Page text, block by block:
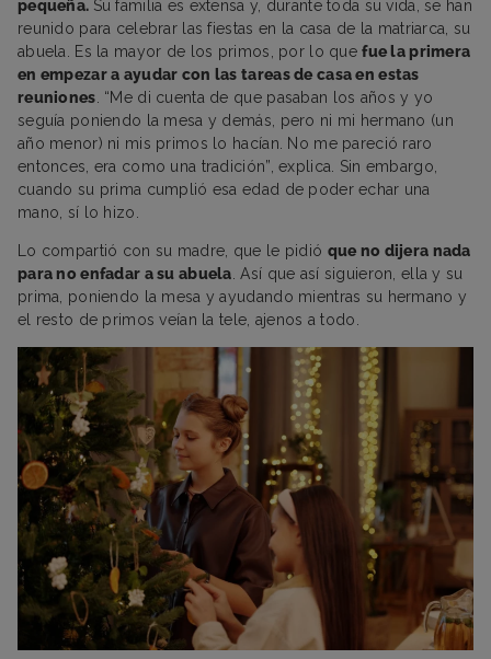
pequeña. Su familia es extensa y, durante toda su vida, se han
reunido para celebrar las fiestas en la casa de la matriarca, su
abuela. Es la mayor de los primos, por lo quefue la primera
en empezar a ayudar con las tareas de casa en estas
reuniones . “Me di cuenta de que pasaban los años y yo
seguía poniendo la mesa y demás, pero ni mi hermano (un
año menor) ni mis primos lo hacían. No me pareció raro
entonces, era como una tradición”, explica. Sin embargo,
cuando su prima cumplió esa edad de poder echar una
mano, sí lo hizo.
Lo compartió con su madre, que le pidió que no dijera nada
para no enfadar a su abuela . Así que así siguieron, ella y su
prima, poniendo la mesa y ayudando mientras su hermano y
el resto de primos veían la tele, ajenos a todo.